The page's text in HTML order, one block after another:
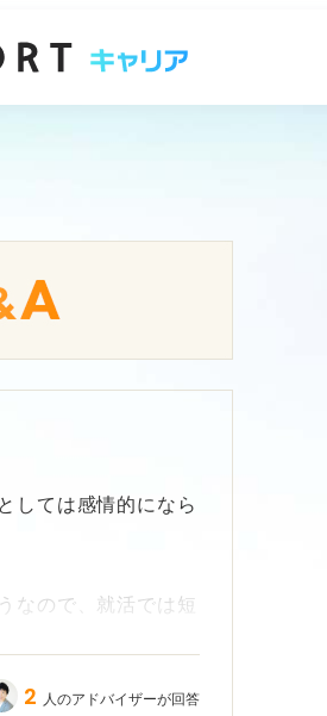
しては感情的になら
なので、就活では短
ょうか？
2 人のアドバイザーが回答